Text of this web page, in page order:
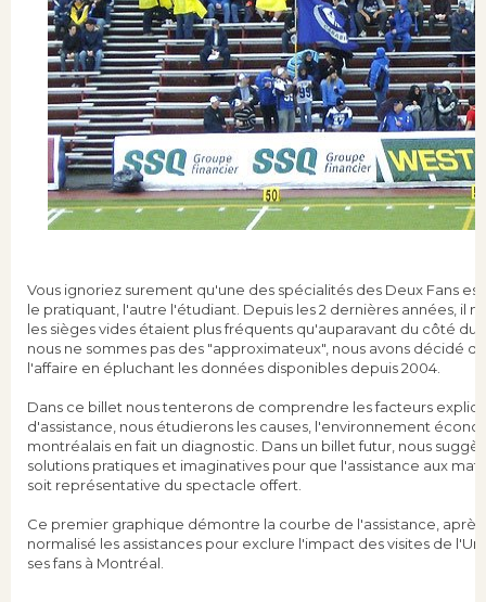
Vous ignoriez surement qu'une des spécialités des Deux Fans
le pratiquant, l'autre l'étudiant. Depuis les 2 dernières années, il
les sièges vides étaient plus fréquents qu'auparavant du côté du
nous ne sommes pas des "approximateux", nous avons décidé
l'affaire en épluchant les données disponibles depuis 2004.
Dans ce billet nous tenterons de comprendre les facteurs
d'assistance, nous étudierons les causes, l'environnement
montréalais en fait un diagnostic. Dans un billet futur, nous
solutions pratiques et imaginatives pour que l'assistance aux
soit représentative du spectacle offert.
Ce premier graphique démontre la courbe de l'assistance,
normalisé les assistances pour exclure l'impact des visites de
ses fans à Montréal.